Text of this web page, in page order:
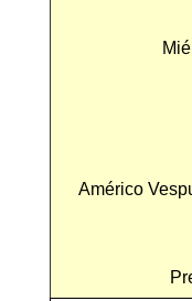
Américo